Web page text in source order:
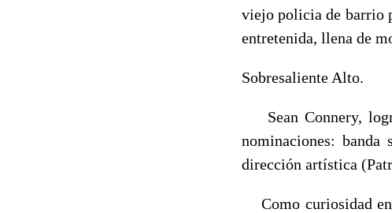
viejo policia de barrio
entretenida, llena de
Sobresaliente Alto.
Sean Connery,
nominaciones:
dirección artística
Como curiosidad en